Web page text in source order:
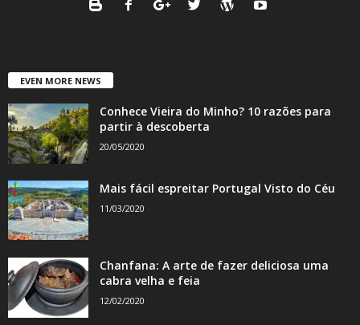
EVEN MORE NEWS
Conhece Vieira do Minho? 10 razões para
partir à descoberta
20/05/2020
Mais fácil espreitar Portugal Visto do Céu
11/03/2020
Chanfana: A arte de fazer deliciosa uma
cabra velha e feia
12/02/2020